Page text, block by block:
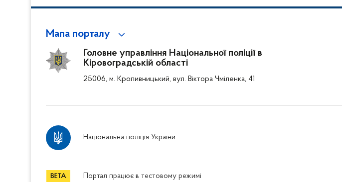
Мапа порталу
Головне управління Національної поліції в
Кіровоградській області
25006, м. Кропивницький, вул. Віктора Чміленка, 41
Національна поліція України
Портал працює в тестовому режимі